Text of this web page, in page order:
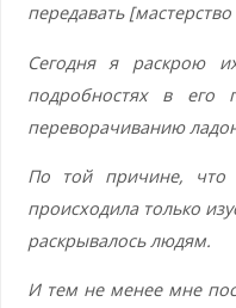
передавать
Сегодня я раскрою
подробностях в его
переворачиванию
По той причине, что
происходила только
раскрывалось людям.
И тем не менее мне